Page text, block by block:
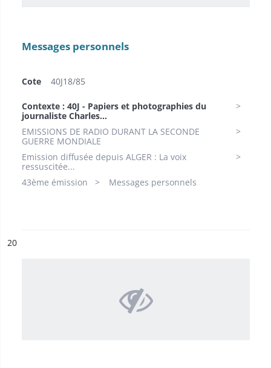
Messages personnels
Cote 40J18/85
Contexte : 40J - Papiers et photographies du
journaliste Charles...
EMISSIONS DE RADIO DURANT LA SECONDE
GUERRE MONDIALE
Emission diffusée depuis ALGER : La voix
ressuscitée...
43ème émission
Messages personnels
n°
20